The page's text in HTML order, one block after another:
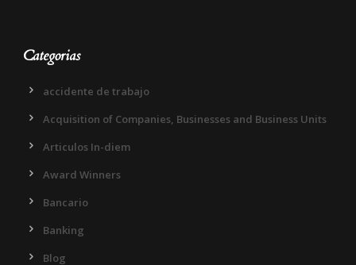
Categorias
accidente de trabajo
Acquisition of Companies, Businesses and Business Units
Articulos In-diem
Award Winners
Bancario
Banking
Blog